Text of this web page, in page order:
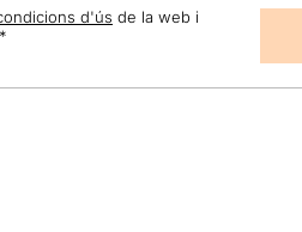
d'ús de la web i
*